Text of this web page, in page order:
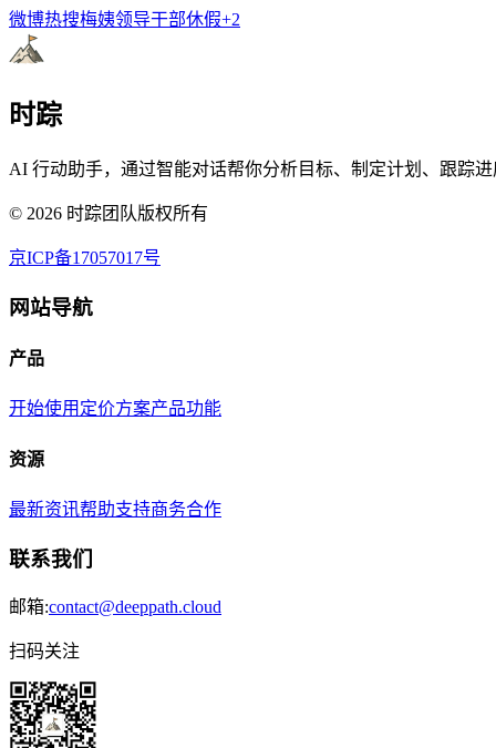
微博热搜梅姨领导干部休假+2
时踪
AI 行动助手，通过智能对话帮你分析目标、制定计划、跟踪
© 2026 时踪团队版权所有
京ICP备17057017号
网站导航
产品
开始使用 定价方案产品功能
资源
最新资讯帮助支持商务合作
联系我们
邮箱:contact@deeppath.cloud
扫码关注